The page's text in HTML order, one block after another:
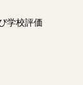
学校評価